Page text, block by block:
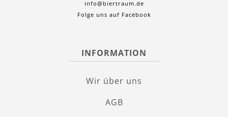
info@biertraum.de
Folge uns auf Facebook
INFORMATION
Wir über uns
AGB